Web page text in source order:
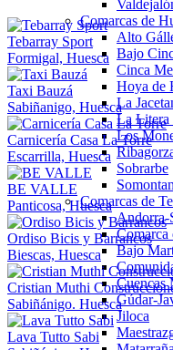
Comarcas de
Alto
Bajo
Cinca
Hoya de
La
La Litera
Los
Sobrarbe
Comarcas de
Andorra-
Comarca
Bajo
Cuencas
Gúdar-
Jiloca
Tebarray Sport
Formigal, Huesca
Taxi Bauzá
Sabiñanigo, Huesca
Carnicería Casa La Torre
Escarrilla, Huesca
BE VALLE
Panticosa, Huesca
Ordiso Bicis y Barrancos
Biescas, Huesca
Cristian Muthi
Sabiñánigo. Huesca
Lava Tutto Sabi